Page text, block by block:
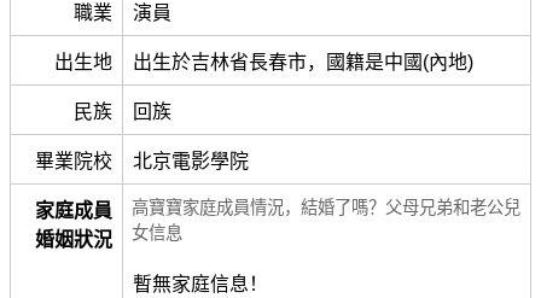
職業 演員
出生地 出生於吉林省長春市，國籍是中國(內地)
民族 回族
畢業院校 北京電影學院
家庭成員
婚姻狀況
高寶寶家庭成員情況，結婚了嗎？父母兄弟和老公兒
女信息
暫無家庭信息！